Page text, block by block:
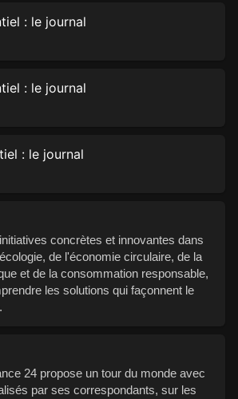
: le journal
: le journal
: le journal
concrètes et innovantes dans
de l'économie circulaire, de la
et de la consommation responsable,
les solutions qui façonnent le
24 propose un tour du monde avec
par ses correspondants, sur les